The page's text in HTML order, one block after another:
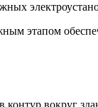
этапом